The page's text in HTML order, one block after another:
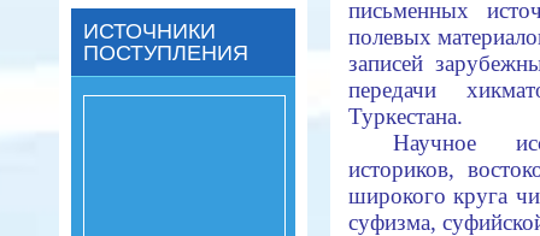
письменных
полевых
записей
передачи
Туркестана.
Научное
историков,
широкого круга
суфизма,
ИСТОЧНИКИ
ПОСТУПЛЕНИЯ